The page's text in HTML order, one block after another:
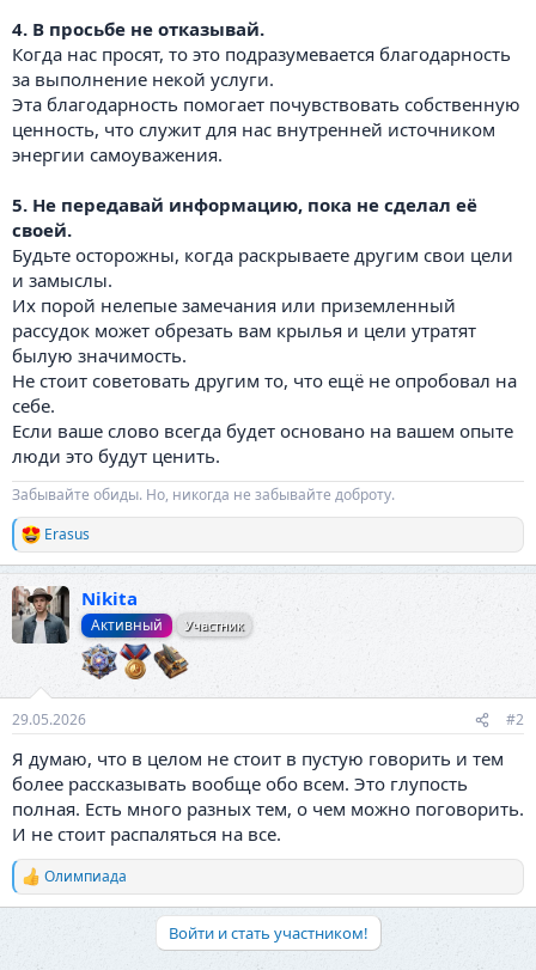
4. В просьбе не отказывай.
Когда нас просят, то это подразумевается благодарность
за выполнение некой услуги.
Эта благодарность помогает почувствовать собственную
ценность, что служит для нас внутренней источником
энергии самоуважения.
5. Не передавай информацию, пока не сделал её
своей.
Будьте осторожны, когда раскрываете другим свои цели
и замыслы.
Их порой нелепые замечания или приземленный
рассудок может обрезать вам крылья и цели утратят
былую значимость.
Не стоит советовать другим то, что ещё не опробовал на
себе.
Если ваше слово всегда будет основано на вашем опыте
люди это будут ценить.
Забывайте обиды. Но, никогда не забывайте доброту.
Р
е
к
ц
и
Erasus
Nikita
Активный Участник
29.05.2026 #2
Я думаю, что в целом не стоит в пустую говорить и тем
более рассказывать вообще обо всем. Это глупость
полная. Есть много разных тем, о чем можно поговорить.
И не стоит распаляться на все.
Р
е
Олимпиада
Войти и стать участником!